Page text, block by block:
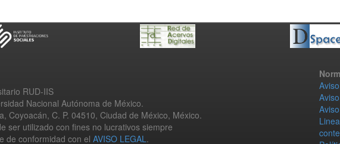
RUD-IIS
Nacional Autónoma de México.
Coyoacán, C. P. 04510, Ciudad de México, México.
ser utilizado con fines no lucrativos siempre
de conformidad con el AVISO LEGAL.